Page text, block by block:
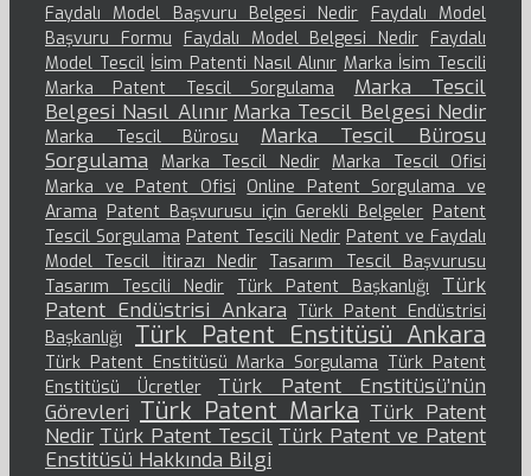
Faydalı Model Başvuru Belgesi Nedir
Faydalı Model
Başvuru Formu
Faydalı Model Belgesi Nedir Faydalı
Model Tescil İsim Patenti Nasıl Alınır Marka İsim Tescili
Marka Patent Tescil Sorgulama
Marka Tescil
Belgesi Nasıl Alınır Marka Tescil Belgesi Nedir
Marka Tescil Bürosu
Marka Tescil Bürosu
Sorgulama
Marka Tescil Nedir Marka Tescil Ofisi
Marka ve Patent Ofisi Online Patent Sorgulama ve
Arama Patent Başvurusu için Gerekli Belgeler Patent
Tescil Sorgulama Patent Tescili Nedir Patent ve Faydalı
Model Tescil İtirazı Nedir Tasarım Tescil Başvurusu
Tasarım Tescili Nedir
Türk Patent Başkanlığı
Türk
Patent Endüstrisi Ankara Türk Patent Endüstrisi
Başkanlığı
Türk Patent Enstitüsü Ankara
Türk Patent Enstitüsü Marka Sorgulama Türk Patent
Enstitüsü Ücretler
Türk Patent Enstitüsü’nün
Görevleri Türk Patent Marka Türk Patent
Nedir Türk Patent Tescil Türk Patent ve Patent
Enstitüsü Hakkında Bilgi